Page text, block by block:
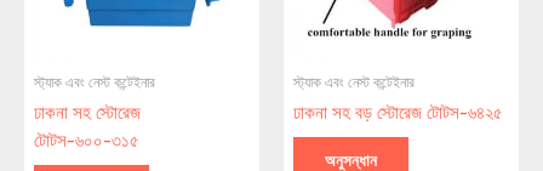
স্ট্যাক এবং নেস্ট কন্টেইনার
ঢাকনা সহ স্টোরেজ
টোটস-৬০০-৩১৫
স্ট্যাক এবং নেস্ট কন্টেইনার
ঢাকনা সহ বড় স্টোরেজ টোটস-৬৪২৫
অনুসন্ধান